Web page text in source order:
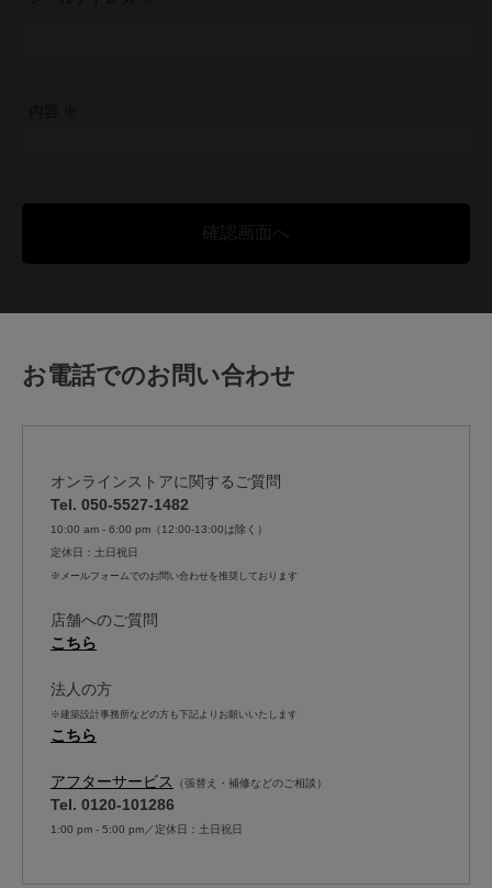
お電話でのお問い合わせ
オンラインストアに関するご質問
Tel. 050-5527-1482
10:00 am - 6:00 pm（12:00-13:00は除く）
定休日：土日祝日
※メールフォームでのお問い合わせを推奨しております
店舗へのご質問
こちら
法人の方
※建築設計事務所などの方も下記よりお願いいたします
こちら
アフターサービス （張替え・補修などのご相談）
Tel. 0120-101286
1:00 pm - 5:00 pm／定休日：土日祝日